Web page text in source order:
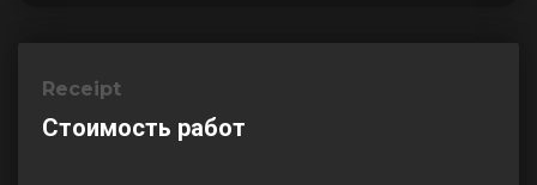
Receipt
Стоимость работ